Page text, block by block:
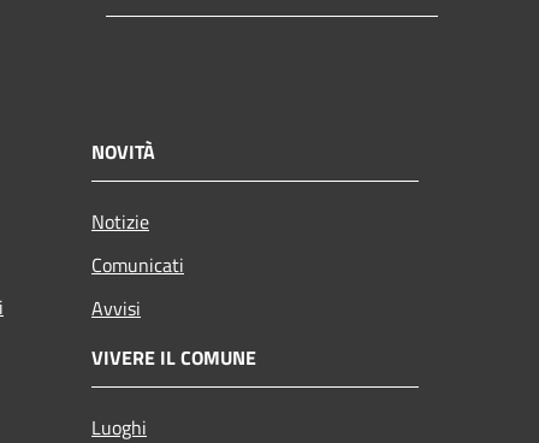
NOVITÀ
Notizie
Comunicati
Avvisi
VIVERE IL COMUNE
Luoghi